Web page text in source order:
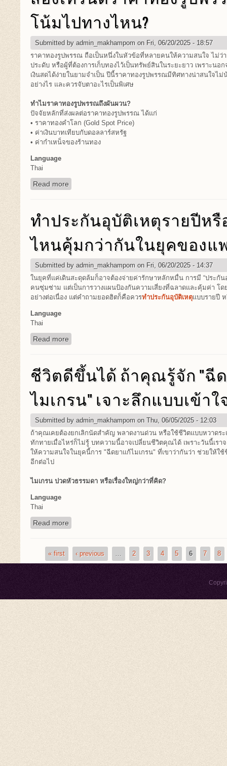
โน้มไปทางไหน?
Submitted by admin_makhampom on Fri, 06/20/2025 - 18:57
ราคาทองรูปพรรณ ถือเป็นหนึ่งในหัวข้อที่หลายคนให้ความสนใจ ไม่ว่
ประดับ หรือผู้ที่ต้องการเก็บทองไว้เป็นทรัพย์สินในระยะยาว เพราะนอ
เงินสดได้ง่ายในยามจำเป็น ปีนี้ราคาทองรูปพรรณมีทิศทางน่าสนใจไ
อย่างไร และควรจับตาอะไรเป็นพิเศษ
ทำไมราคาทองรูปพรรณถึงผันผวน?
ปัจจัยหลักที่ส่งผลต่อราคาทองรูปพรรณ ได้แก่
• ราคาทองคำโลก (Gold Spot Price)
• ค่าเงินบาทเทียบกับดอลลาร์สหรัฐ
• ค่ากำเหน็จของร้านทอง
Language
Thai
Read more
ทำประกันอุบัติเหตุรายปีห
ไหนคุ้มกว่ากันในยุคของแ
Submitted by admin_makhampom on Fri, 06/20/2025 - 14:37
ในยุคที่แค่เดินสะดุดล้มก็อาจต้องจ่ายค่ารักษาหลักหมื่น การมี “ประกัน
คนซุ่มซ่าม แต่เป็นการวางแผนป้องกันความเสี่ยงที่ฉลาดและคุ้มค่า โ
อย่างต่อเนื่อง แต่คำถามยอดฮิตก็คือควรทำประกันอุบัติเหตุแบบรายปี
Language
Thai
Read more
ชีวิตดีขึ้นได้ ถ้าคุณรู้จัก "ฉี
ไมเกรน" เจาะลึกแบบเข้าใ
Submitted by admin_makhampom on Thu, 06/05/2025 - 12:03
ถ้าคุณเคยต้องยกเลิกนัดสำคัญ พลาดงานด่วน หรือใช้ชีวิตแบบหวาดระ
ทักทายเมื่อไหร่ก็ไม่รู้ บทความนี้อาจเปลี่ยนชีวิตคุณได้ เพราะวันนี้เรา
ให้ความสนใจในยุคนี้การ "ฉีดยาแก้ไมเกรน" ที่เขาว่ากันว่า ช่วยให้ใ
อีกต่อไป
ไมเกรน ปวดหัวธรรมดา หรือเรื่องใหญ่กว่าที่คิด?
Language
Thai
Read more
Pages
« first ‹ previous … 2 3 4 5 6 7 8